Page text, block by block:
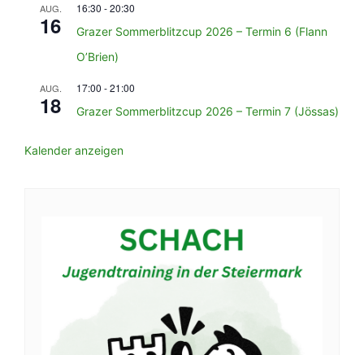
AUG.
16
16:30 -20:30
Grazer Sommerblitzcup 2026 – Termin 6 (Flann
O’Brien)
AUG.
18
17:00 -21:00
Grazer Sommerblitzcup 2026 – Termin 7 (Jössas)
Kalender anzeigen